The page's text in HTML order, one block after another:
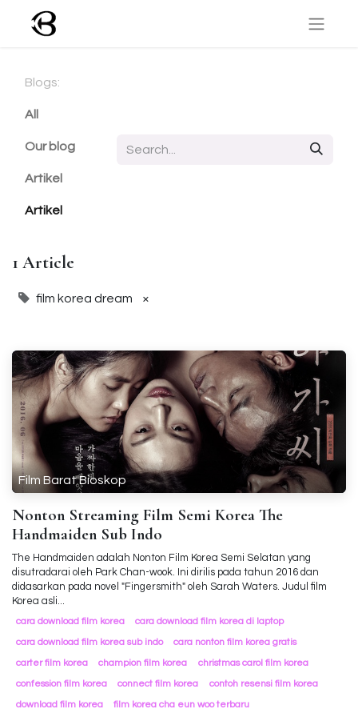
Blogs:
All
Our blog
Artikel
Artikel
1 Article
film korea dream ×
Film Barat Bioskop
Nonton Streaming Film Semi Korea The
Handmaiden Sub Indo
The Handmaiden adalah Nonton Film Korea Semi Selatan yang
disutradarai oleh Park Chan-wook. Ini dirilis pada tahun 2016 dan
didasarkan pada novel "Fingersmith" oleh Sarah Waters. Judul film
Korea asli...
cara download film korea
cara download film korea di laptop
cara download film korea sub indo
cara nonton film korea gratis
carter film korea
champion film korea
christmas carol film korea
confession film korea
connect film korea
contoh resensi film korea
download film korea
film korea cha eun woo terbaru